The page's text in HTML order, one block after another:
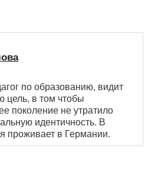
по образованию, видит
цель, в том чтобы
поколение не утратило
идентичность. В
проживает в Германии.